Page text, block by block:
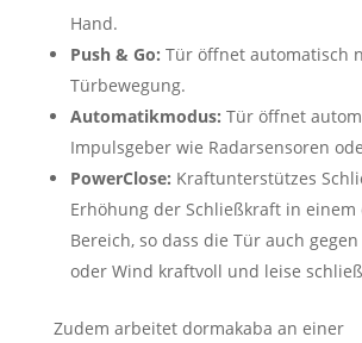
Hand.
Push & Go: Tür öffnet automatisch
Türbewegung.
Automatikmodus: Tür öffnet
Impulsgeber wie Radarsensoren
PowerClose: Kraftunterstützes
Erhöhung der Schließkraft in
Bereich, so dass die Tür auch
oder Wind kraftvoll und leise
Zudem arbeitet dormakaba an einer